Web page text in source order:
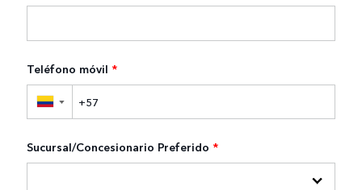
Teléfono móvil *
▼
Sucursal/Concesionario Preferido *